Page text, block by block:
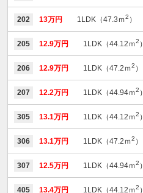
202 13万円 1LDK（47.3ｍ2 ）
205 12.9万円 1LDK（44.12ｍ2 ）
206 12.9万円 1LDK（47.2ｍ2 ）
207 12.2万円 1LDK（44.94ｍ2 ）
305 13.1万円 1LDK（44.12ｍ2 ）
306 13.1万円 1LDK（47.2ｍ2 ）
307 12.5万円 1LDK（44.94ｍ2 ）
405 13.4万円 1LDK（44.12ｍ2 ）